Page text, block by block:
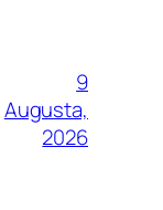
9
Augusta,
2026